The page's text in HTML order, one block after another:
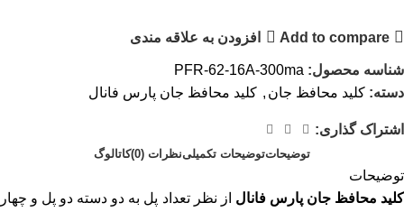
Add to compare افزودن به علاقه مندی
شناسه محصول: PFR-62-16A-300ma
دسته: کلید محافظ جان , کلید محافظ جان پارس فانال
اشتراک گذاری:
توضیحاتتوضیحات تکمیلینظرات (0) کاتالوگ
توضیحات
کلید محافظ جان پارس فانال از نظر تعداد پل به دو دسته دو پل و چهار